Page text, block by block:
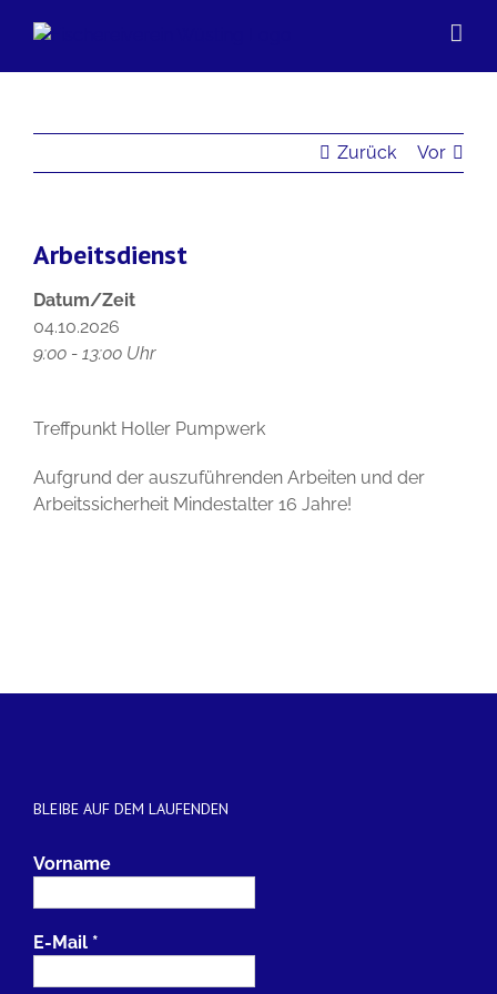
Inhalt
Zurück Vor
Arbeitsdienst
Datum/Zeit
04.10.2026
9:00 - 13:00 Uhr
Treffpunkt Holler Pumpwerk
Aufgrund der auszuführenden Arbeiten und der
Arbeitssicherheit Mindestalter 16 Jahre!
BLEIBE AUF DEM LAUFENDEN
Vorname
E-Mail *